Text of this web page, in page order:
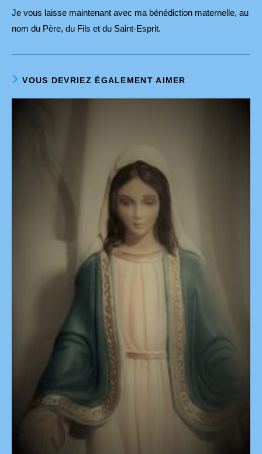
Je vous laisse maintenant avec ma bénédiction maternelle, au
nom du Père, du Fils et du Saint-Esprit.
VOUS DEVRIEZ ÉGALEMENT AIMER